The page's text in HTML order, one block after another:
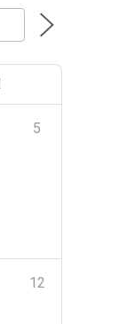
5
12